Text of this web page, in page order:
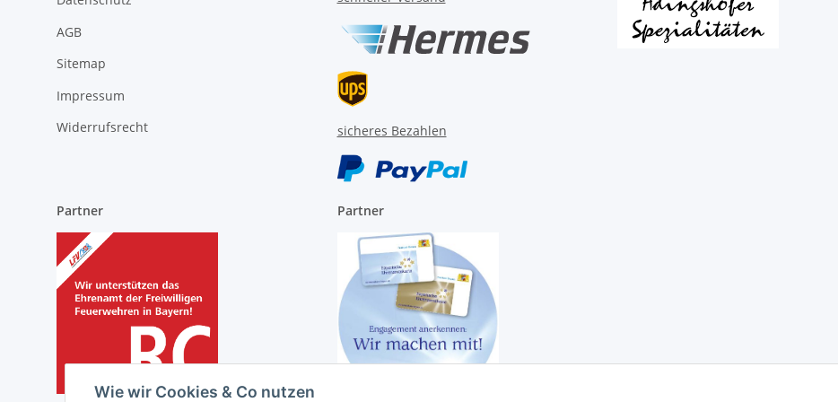
Wie wir Cookies & Co nutzen
AGB
Sitemap
Impressum
Widerrufsrecht
sicheres Bezahlen
Partner Partner